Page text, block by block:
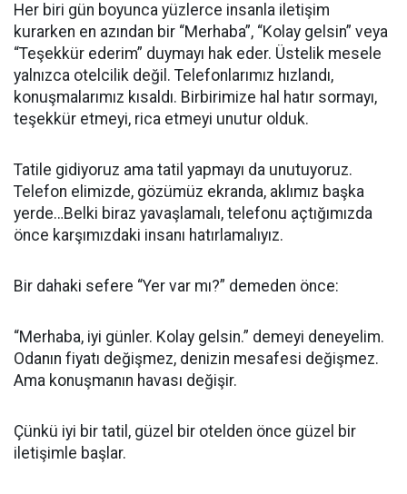
Her biri gün boyunca yüzlerce insanla iletişim
kurarken en azından bir “Merhaba”, “Kolay gelsin” veya
“Teşekkür ederim” duymayı hak eder. Üstelik mesele
yalnızca otelcilik değil. Telefonlarımız hızlandı,
konuşmalarımız kısaldı. Birbirimize hal hatır sormayı,
teşekkür etmeyi, rica etmeyi unutur olduk.
Tatile gidiyoruz ama tatil yapmayı da unutuyoruz.
Telefon elimizde, gözümüz ekranda, aklımız başka
yerde…Belki biraz yavaşlamalı, telefonu açtığımızda
önce karşımızdaki insanı hatırlamalıyız.
Bir dahaki sefere “Yer var mı?” demeden önce:
“Merhaba, iyi günler. Kolay gelsin.” demeyi deneyelim.
Odanın fiyatı değişmez, denizin mesafesi değişmez.
Ama konuşmanın havası değişir.
Çünkü iyi bir tatil, güzel bir otelden önce güzel bir
iletişimle başlar.